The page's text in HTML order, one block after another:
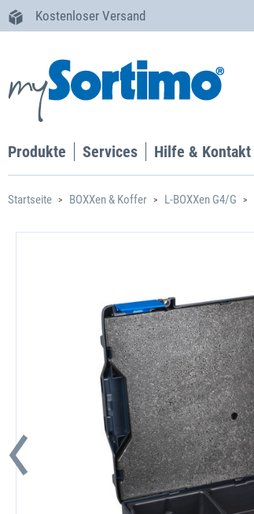
Kostenloser Versand
Produkte Services Hilfe & Kontakt
Startseite BOXXen & Koffer L-BOXXen G4/G